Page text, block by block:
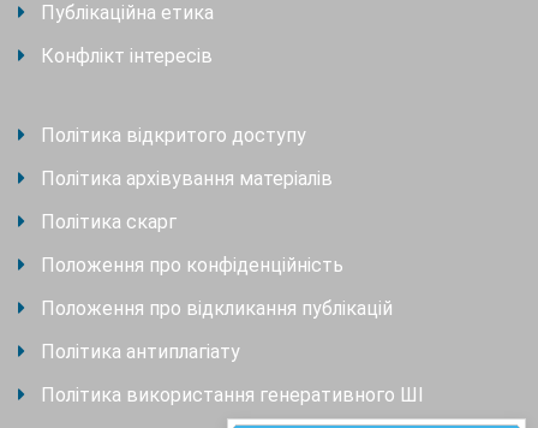
Публікаційна етика
Конфлікт інтересів
Політика відкритого доступу
Політика архівування матеріалів
Політика скарг
Положення про конфіденційність
Положення про відкликання публікацій
Політика антиплагіату
Політика використання генеративного ШІ